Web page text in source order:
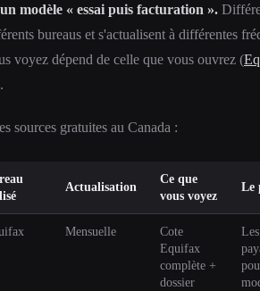
modèle « essai puis facturation ».
bureaus et s'actualisent à différentes
voyez dépend de celle que vous ouvrez (
sources gratuites au Canada :
Actualisation
Ce que
vous voyez
Le
Mensuelle
Cote
Equifax
complète +
dossier